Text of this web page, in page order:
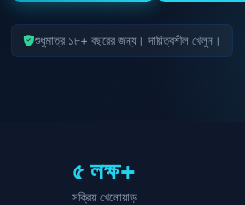
শুধুমাত্র ১৮+ বছরের জন্য। দায়িত্বশীল খেলুন।
৫ লক্ষ+
সক্রিয় খেলোয়াড়